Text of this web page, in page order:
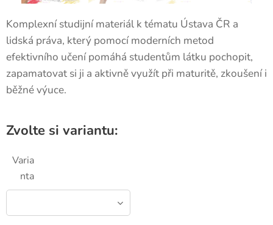
Komplexní studijní materiál k tématu Ústava ČR a
lidská práva, který pomocí moderních metod
efektivního učení pomáhá studentům látku pochopit,
zapamatovat si ji a aktivně využít při maturitě, zkoušení i
běžné výuce.
Zvolte si variantu:
Varia
nta